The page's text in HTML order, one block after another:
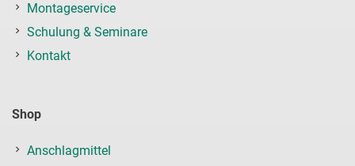
Montageservice
Schulung & Seminare
Kontakt
Shop
Anschlagmittel